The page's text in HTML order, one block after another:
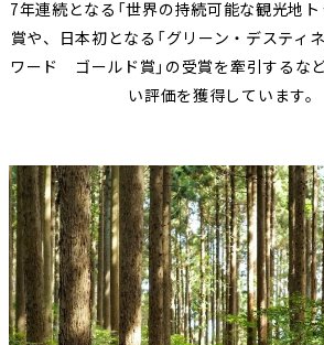
7年連続となる「世界の持続可能な観光地ト
賞や、日本初となる「グリーン・デスティ
ワード ゴールド賞」の受賞を牽引するな
い評価を獲得しています。